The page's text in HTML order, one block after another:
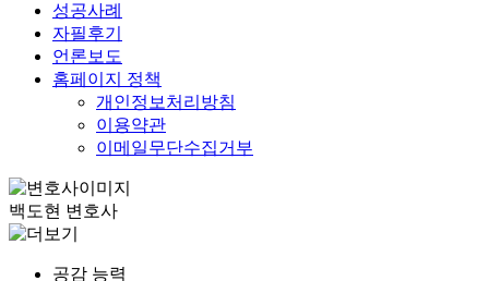
성공사례
자필후기
언론보도
홈페이지 정책
개인정보처리방침
이용약관
이메일무단수집거부
백도현 변호사
공감 능력